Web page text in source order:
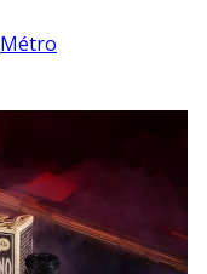
Métro